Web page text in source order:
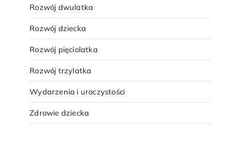
Rozwój dwulatka
Rozwój dziecka
Rozwój pięciolatka
Rozwój trzylatka
Wydarzenia i uroczystości
Zdrowie dziecka